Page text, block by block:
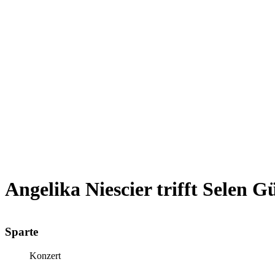
Angelika Niescier trifft Selen
Sparte
Konzert